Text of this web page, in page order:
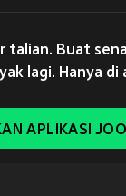
talian. Buat
lagi. Hanya di
APLIKASI